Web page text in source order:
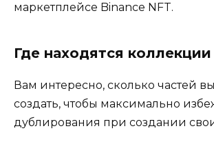
маркетплейсе Binance NFT.
Где находятся коллекции
Вам интересно, сколько частей
создать, чтобы максимально
дублирования при создании